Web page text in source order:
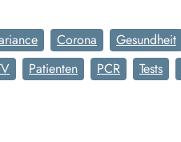
Corona Gesundheit
Patienten PCR Tests